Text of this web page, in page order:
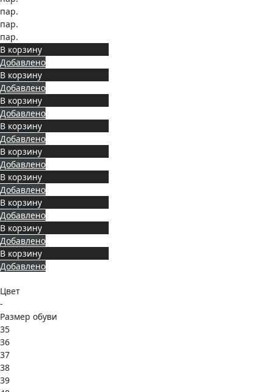
пар.
пар.
пар.
В корзину
Добавлено
В корзину
Добавлено
В корзину
Добавлено
В корзину
Добавлено
В корзину
Добавлено
В корзину
Добавлено
В корзину
Добавлено
В корзину
Добавлено
В корзину
Добавлено
Цвет
-
Размер обуви
35
36
37
38
39